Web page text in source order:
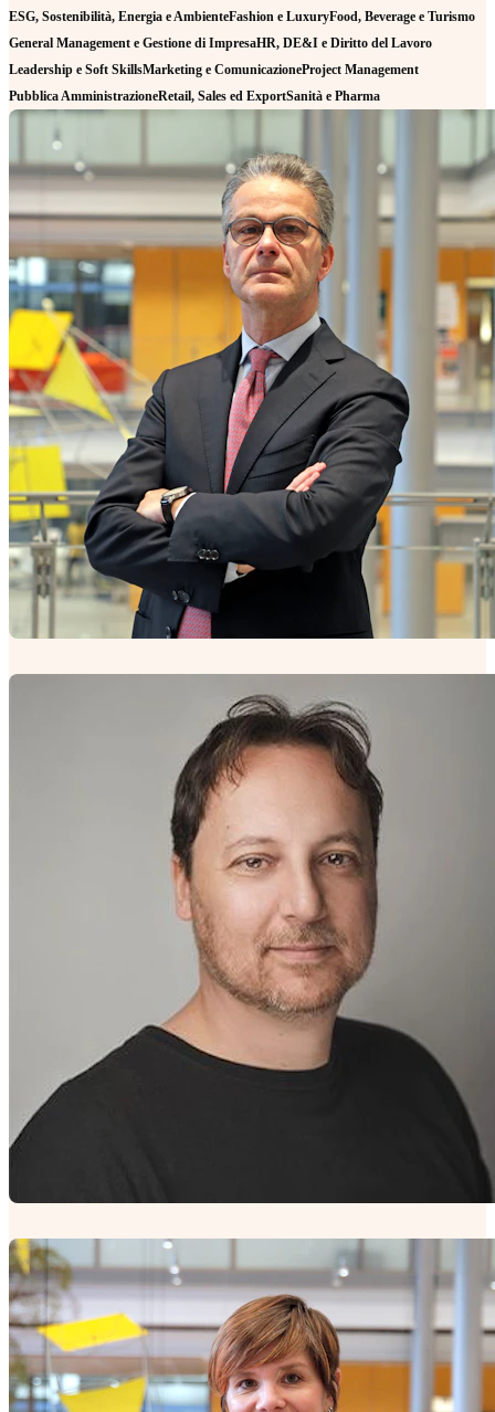
ESG, Sostenibilità, Energia e AmbienteFashion e LuxuryFood, Beverage e Turismo
General Management e Gestione di ImpresaHR, DE&I e Diritto del Lavoro
Leadership e Soft SkillsMarketing e ComunicazioneProject Management
Pubblica AmministrazioneRetail, Sales ed ExportSanità e Pharma